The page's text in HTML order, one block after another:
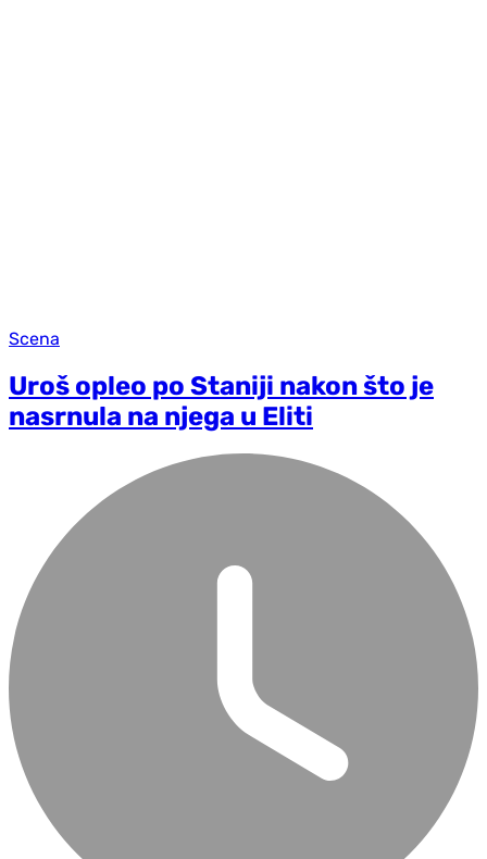
Scena
Uroš opleo po Staniji nakon što je
nasrnula na njega u Eliti